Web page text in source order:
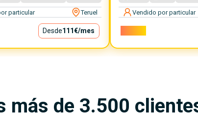
particular Teruel
Desde111€/mes
Vendido por particular
más de 3.500